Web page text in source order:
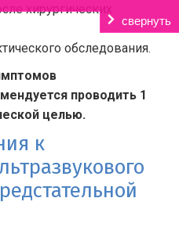
свернуть
хирургических
обследования.
проводить 1
целью.
к